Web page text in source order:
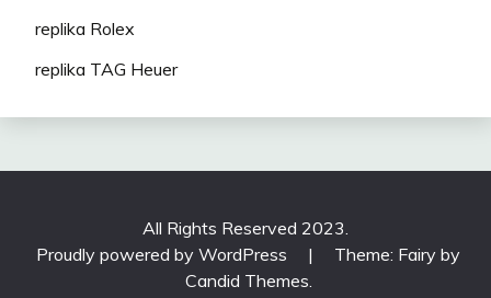
replika Rolex
replika TAG Heuer
All Rights Reserved 2023.
Proudly powered by WordPress
|
Theme: Fairy by
Candid Themes